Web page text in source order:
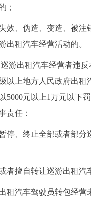
；
、伪造、变造、被注
出租汽车经营活动的。
出租汽车经营者违反
以上地方人民政府出租
5000元以上1万元以下
责任：
、终止全部或者部分
擅自转让巡游出租汽
汽车驾驶员转包经营